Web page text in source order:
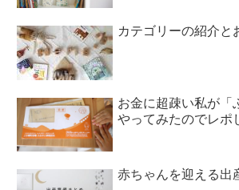
カテゴリーの紹介と
お金に超疎い私が「
やってみたのでレポ
赤ちゃんを迎える出